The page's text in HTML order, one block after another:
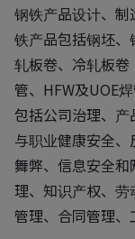
钢铁产品设计、
铁产品包括钢坯
轧板卷、冷轧板
管、HFW及UOE
包括公司治理、
与职业健康安全
舞弊、信息安全
理、知识产权、
管理、合同管理、